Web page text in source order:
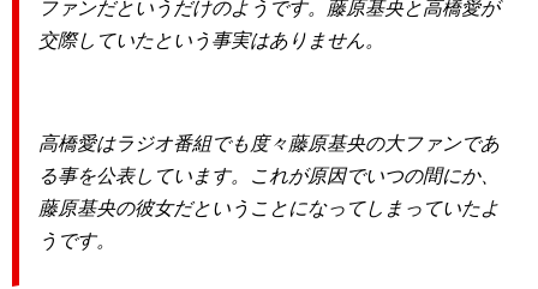
ファンだというだけのようです。藤原基央と高橋愛が
交際していたという事実はありません。
高橋愛はラジオ番組でも度々藤原基央の大ファンであ
る事を公表しています。これが原因でいつの間にか、
藤原基央の彼女だということになってしまっていたよ
うです。